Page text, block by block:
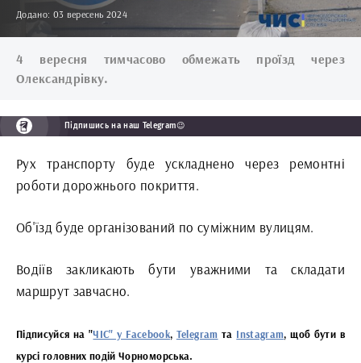
Додано: 03 вересень 2024
4 вересня тимчасово обмежать проїзд через
Олександрівку.
Підпишись на наш Telegram😉
Рух транспорту буде ускладнено через ремонтні
роботи дорожнього покриття.
Об'їзд буде організований по суміжним вулицям.
Водіїв закликають бути уважними та складати
маршрут завчасно.
Підписуйся на "ЧІС" у Facebook, Telegram та Instagram, щоб бути в
курсі головних подій Чорноморська.